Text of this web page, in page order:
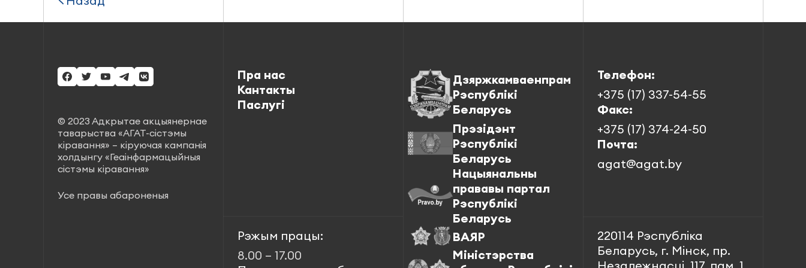
© 2023 Адкрытае акцыянернае
таварыства «АГАТ-сістэмы
кіравання» – кіруючая кампанія
холдынгу «Геаінфармацыйныя
сістэмы кіравання»
Усе правы абароненыя
Пра нас
Кантакты
Паслугі
Рэжым працы:
8.00 – 17.00
Дзяржкамваенпрам
Рэспублікі
Беларусь
Прэзідэнт
Рэспублікі
Беларусь
Нацыянальны
прававы партал
Рэспублікі
Беларусь
ВАЯР
Міністэрства
Телефон:
+375 (17) 337-54-55
Факс:
+375 (17) 374-24-50
Почта:
agat@agat.by
220114 Рэспубліка
Беларусь, г. Мінск, пр.